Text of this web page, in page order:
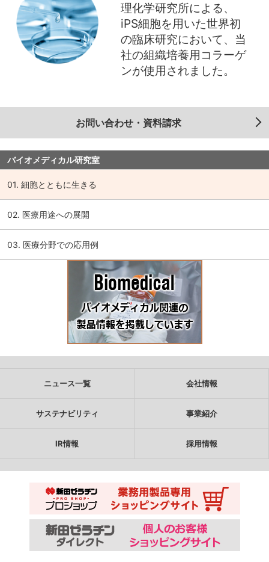
バイオメディカル研究室
01. 細胞とともに生きる
02. 医療用途への展開
03. 医療分野での応用例
理化学研究所による、
iPS細胞を用いた世界初
の臨床研究において、当
社の組織培養用コラーゲ
ンが使用されました。
お問い合わせ・資料請求
ニュース一覧 会社情報
サステナビリティ 事業紹介
IR情報 採用情報